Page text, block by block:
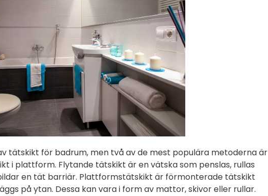
tätskikt för badrum, men två av de mest populära metoderna är
i plattform. Flytande tätskikt är en vätska som penslas, rullas
en tät barriär. Plattformstätskikt är förmonterade tätskikt
på ytan. Dessa kan vara i form av mattor, skivor eller rullar.